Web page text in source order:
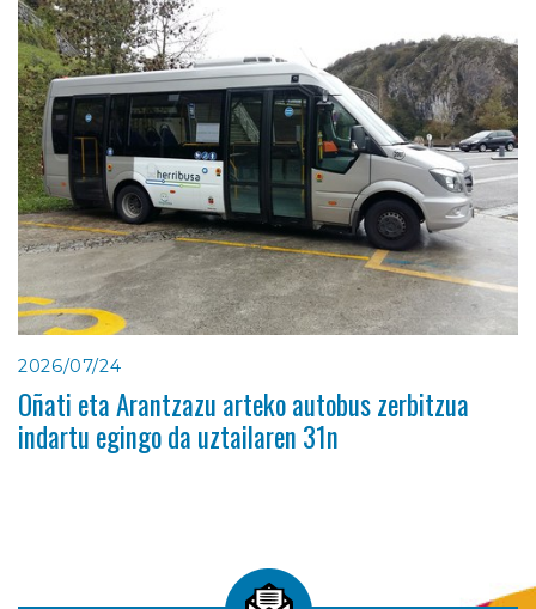
2026/07/24
Oñati eta Arantzazu arteko autobus zerbitzua
indartu egingo da uztailaren 31n